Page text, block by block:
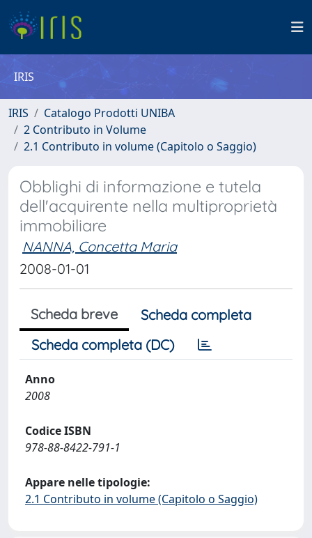
IRIS
IRIS
Catalogo Prodotti UNIBA
2 Contributo in Volume
2.1 Contributo in volume (Capitolo o Saggio)
Obblighi di informazione e tutela
dell'acquirente nella multiproprietà
immobiliare
NANNA, Concetta Maria
2008-01-01
Scheda breve
Scheda completa
Scheda completa (DC)
Anno
2008
Codice ISBN
978-88-8422-791-1
Appare nelle tipologie:
2.1 Contributo in volume (Capitolo o Saggio)